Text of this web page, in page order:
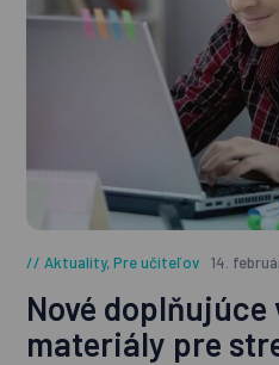
Aktuality,Pre učiteľov 14.
Nové doplňujúce
materiály pre